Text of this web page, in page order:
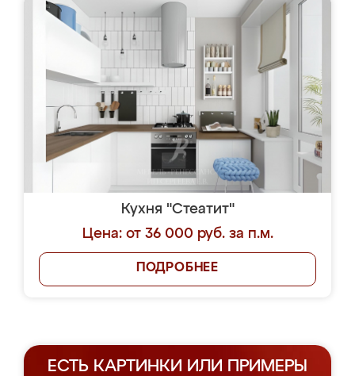
Кухня "Стеатит"
Цена: от 36 000 руб. за п.м.
ПОДРОБНЕЕ
ЕСТЬ КАРТИНКИ ИЛИ ПРИМЕРЫ